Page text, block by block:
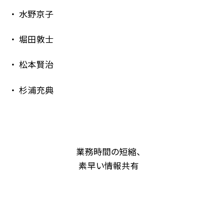
水野京子
堀田敦士
松本賢治
杉浦充典
業務時間の短縮、
素早い情報共有